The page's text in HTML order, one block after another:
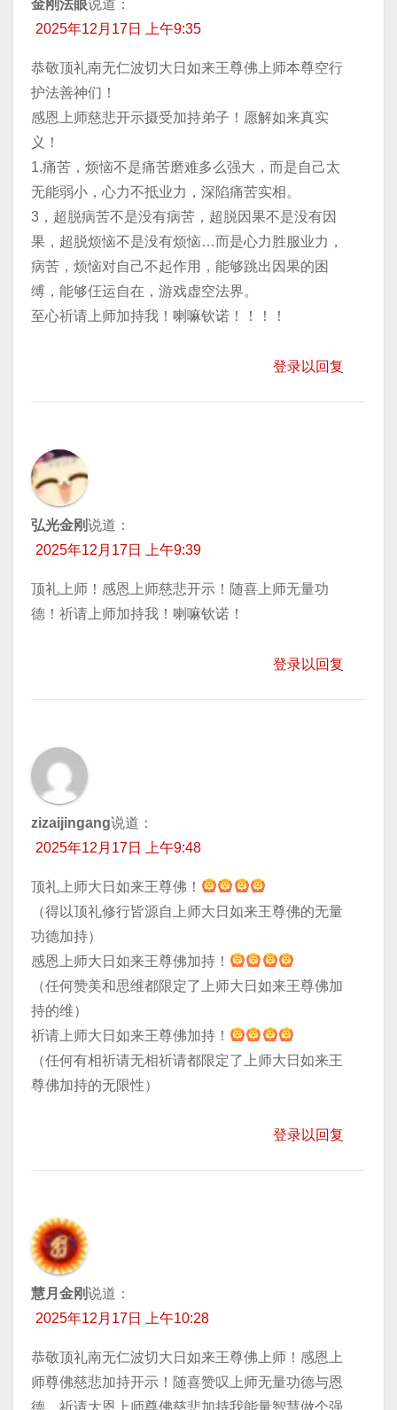
金刚法眼说道：
2025年12月17日 上午9:35
恭敬顶礼南无仁波切大日如来王尊佛上师本尊空行
护法善神们！
感恩上师慈悲开示摄受加持弟子！愿解如来真实
义！
1.痛苦，烦恼不是痛苦磨难多么强大，而是自己太
无能弱小，心力不抵业力，深陷痛苦实相。
3，超脱病苦不是没有病苦，超脱因果不是没有因
果，超脱烦恼不是没有烦恼…而是心力胜服业力，
病苦，烦恼对自己不起作用，能够跳出因果的困
缚，能够仼运自在，游戏虚空法界。
至心祈请上师加持我！喇嘛钦诺！！！！
登录以回复
弘光金刚说道：
2025年12月17日 上午9:39
顶礼上师！感恩上师慈悲开示！随喜上师无量功
德！祈请上师加持我！喇嘛钦诺！
登录以回复
zizaijingang说道：
2025年12月17日 上午9:48
顶礼上师大日如来王尊佛！
（得以顶礼修行皆源自上师大日如来王尊佛的无量
功德加持）
感恩上师大日如来王尊佛加持！
（任何赞美和思维都限定了上师大日如来王尊佛加
持的维）
祈请上师大日如来王尊佛加持！
（任何有相祈请无相祈请都限定了上师大日如来王
尊佛加持的无限性）
登录以回复
慧月金刚说道：
2025年12月17日 上午10:28
恭敬顶礼南无仁波切大日如来王尊佛上师！感恩上
师尊佛慈悲加持开示！随喜赞叹上师无量功德与恩